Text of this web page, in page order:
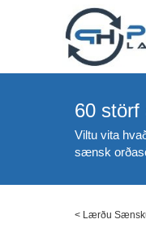
60
Viltu vita
sænsk
< Lærðu